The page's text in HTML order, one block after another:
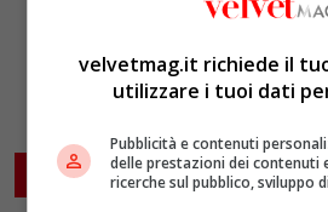
ARTICOLI CORRELATI
velvetmag.it richiede il
utilizzare i tuoi dati
Pubblicità e contenuti
delle prestazioni dei contenuti
ricerche sul pubblico, sviluppo